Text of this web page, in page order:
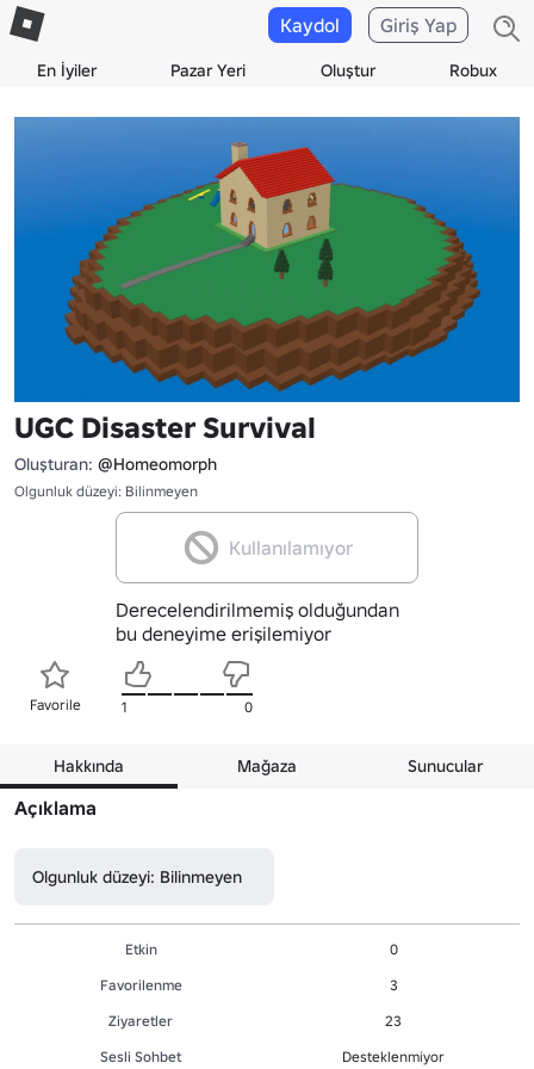
En İyiler Pazar Yeri Oluştur Robux
Kaydol Giriş Yap
UGC Disaster Survival
Oluşturan: @Homeomorph
Olgunluk düzeyi: Bilinmeyen
Kullanılamıyor
Derecelendirilmemiş olduğundan
bu deneyime erişilemiyor
Favorile 1 0
Hakkında Mağaza Sunucular
Açıklama
Olgunluk düzeyi: Bilinmeyen
Etkin
0
Favorilenme
3
Ziyaretler
23
Sesli Sohbet
Desteklenmiyor